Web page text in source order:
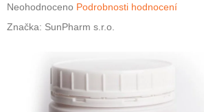
Průměrné
produktu
hvězdiček.
Neohodnoceno Podrobnosti hodnocení
Značka: SunPharm s.r.o.